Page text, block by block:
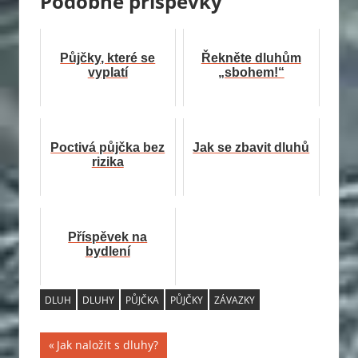
Půjčky, které se
vyplatí
Řekněte dluhům
„sbohem!“
Poctivá půjčka bez
rizika
Jak se zbavit dluhů
Příspěvek na
bydlení
DLUH DLUHY PŮJČKA PŮJČKY ZÁVAZKY
Previous
Jak naložit s dluhy?